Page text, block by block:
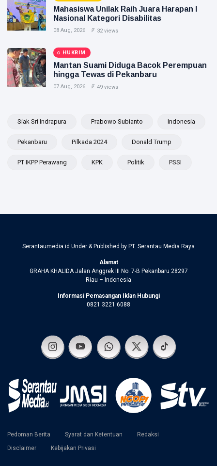
Mahasiswa Unilak Raih Juara Harapan I
Nasional Kategori Disabilitas
08 Aug, 2026 32 views
HUKRIM
Mantan Suami Diduga Bacok Perempuan
hingga Tewas di Pekanbaru
07 Aug, 2026 49 views
Siak Sri Indrapura Prabowo Subianto Indonesia
Pekanbaru Pilkada 2024 Donald Trump
PT IKPP Perawang KPK Politik PSSI
Serantaumedia.id Under & Published by PT. Serantau Media Raya
Alamat
GRAHA KHALIDA Jalan Anggrek III No. 7-B Pekanbaru 28297
Riau – Indonesia
Informasi Pemasangan Iklan Hubungi
0821 3221 6088
Pedoman Berita Syarat dan Ketentuan
Redaksi
Disclaimer
Kebijakan Privasi